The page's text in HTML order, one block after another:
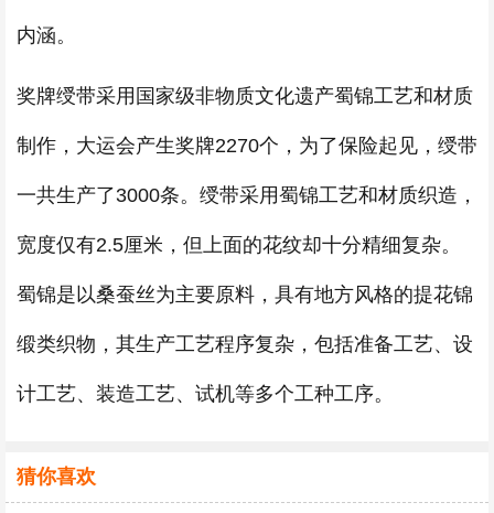
内涵。
奖牌绶带采用国家级非物质文化遗产蜀锦工艺和材质
制作，大运会产生奖牌2270个，为了保险起见，绶带
一共生产了3000条。绶带采用蜀锦工艺和材质织造，
宽度仅有2.5厘米，但上面的花纹却十分精细复杂。
蜀锦是以桑蚕丝为主要原料，具有地方风格的提花锦
缎类织物，其生产工艺程序复杂，包括准备工艺、设
计工艺、装造工艺、试机等多个工种工序。
猜你喜欢